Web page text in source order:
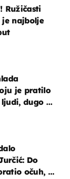
Ružičasti
najbolje
je pratilo
dugo se
Do
očuh, a